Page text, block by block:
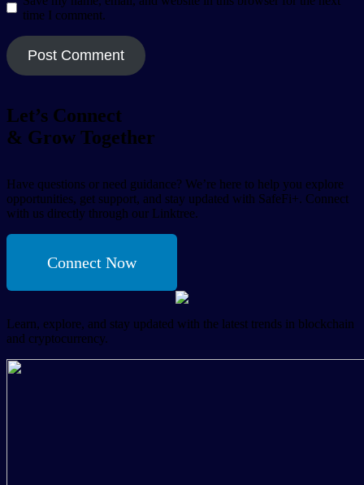
time I comment.
Let’s Connect
& Grow Together
Have questions or need guidance? We’re here to help you explore
opportunities, get support, and stay updated with SafeFi+. Connect
with us directly through our Linktree.
Connect Now
Learn, explore, and stay updated with the latest trends in blockchain
and cryptocurrency.